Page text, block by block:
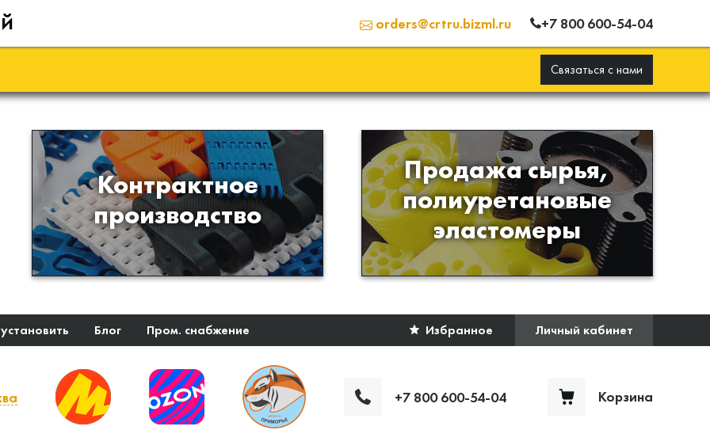
orders@crtru.bizml.ru +7 800 600-54-04
Связаться с нами
Контрактное
производство
Производство изделий из
пластиков и полимеров по
образцам либо чертежам
заказчика
Продажа сырья,
полиуретановые
эластомеры
Продажа сырья для
производства изделий из
полиуретана
Блог Пром. снабжение Избранное Личный кабинет
+7 800 600-54-04 Корзина